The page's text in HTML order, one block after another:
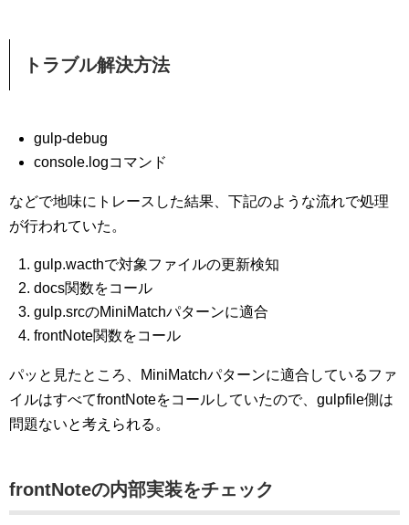
トラブル解決方法
gulp-debug
console.logコマンド
などで地味にトレースした結果、下記のような流れで処理
が行われていた。
gulp.wacthで対象ファイルの更新検知
docs関数をコール
gulp.srcのMiniMatchパターンに適合
frontNote関数をコール
パッと見たところ、MiniMatchパターンに適合しているファ
イルはすべてfrontNoteをコールしていたので、gulpfile側は
問題ないと考えられる。
frontNoteの内部実装をチェック